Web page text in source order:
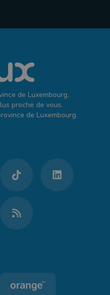
de Luxembourg.
proche de vous.
de Luxembourg.